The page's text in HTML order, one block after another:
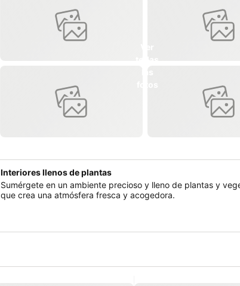
Interiores llenos de plantas
Sumérgete en un ambiente precioso y lleno de plantas y
que crea una atmósfera fresca y acogedora.